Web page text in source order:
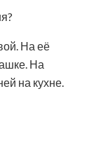
На её
На
на кухне.